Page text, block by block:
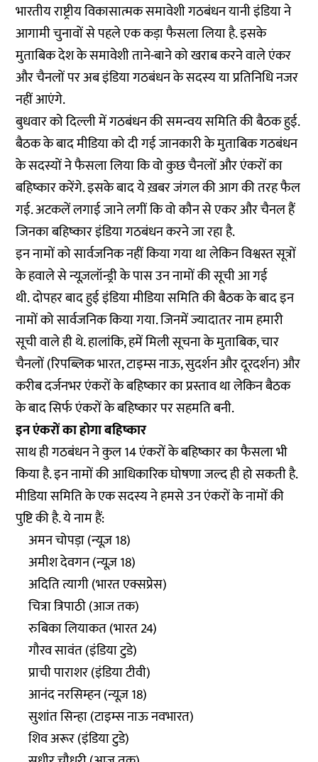
भारतीय राष्ट्रीय विकासात्मक समावेशी गठबंधन यानी इंडिया ने
आगामी चुनावों से पहले एक कड़ा फैसला लिया है. इसके
मुताबिक देश के समावेशी ताने-बाने को खराब करने वाले एंकर
और चैनलों पर अब इंडिया गठबंधन के सदस्य या प्रतिनिधि नजर
नहीं आएंगे.
बुधवार को दिल्ली में गठबंधन की समन्वय समिति की बैठक हुई.
बैठक के बाद मीडिया को दी गई जानकारी के मुताबिक गठबंधन
के सदस्यों ने फैसला लिया कि वो कुछ चैनलों और एंकरों का
बहिष्कार करेंगे. इसके बाद ये ख़बर जंगल की आग की तरह फैल
गई. अटकलें लगाई जाने लगीं कि वो कौन से एकर और चैनल हैं
जिनका बहिष्कार इंडिया गठबंधन करने जा रहा है.
इन नामों को सार्वजनिक नहीं किया गया था लेकिन विश्वस्त सूत्रों
के हवाले से न्यूज़लॉन्ड्री के पास उन नामों की सूची आ गई
थी. दोपहर बाद हुई इंडिया मीडिया समिति की बैठक के बाद इन
नामों को सार्वजनिक किया गया. जिनमें ज्यादातर नाम हमारी
सूची वाले ही थे. हालांकि, हमें मिली सूचना के मुताबिक, चार
चैनलों (रिपब्लिक भारत, टाइम्स नाऊ, सुदर्शन और दूरदर्शन) और
करीब दर्जनभर एंकरों के बहिष्कार का प्रस्ताव था लेकिन बैठक
के बाद सिर्फ एंकरों के बहिष्कार पर सहमति बनी.
इन एंकरों का होगा बहिष्कार
साथ ही गठबंधन ने कुल 14 एंकरों के बहिष्कार का फैसला भी
किया है. इन नामों की आधिकारिक घोषणा जल्द ही हो सकती है.
मीडिया समिति के एक सदस्य ने हमसे उन एंकरों के नामों की
पुष्टि की है. ये नाम हैं:
अमन चोपड़ा (न्यूज़ 18)
अमीश देवगन (न्यूज़ 18)
अदिति त्यागी (भारत एक्सप्रेस)
चित्रा त्रिपाठी (आज तक)
रुबिका लियाकत (भारत 24)
गौरव सावंत (इंडिया टुडे)
प्राची पाराशर (इंडिया टीवी)
आनंद नरसिम्हन (न्यूज़ 18)
सुशांत सिन्हा (टाइम्स नाऊ नवभारत)
शिव अरूर (इंडिया टुडे)